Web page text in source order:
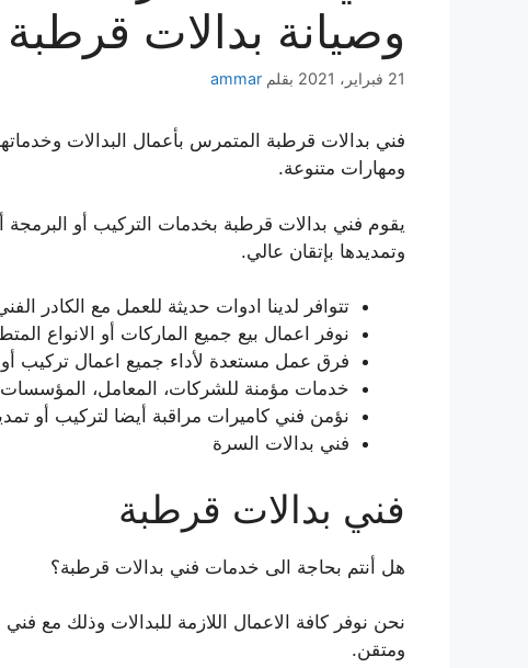
وصيانة بدالات قرطبة
21 فبراير، 2021 بقلم ammar
فني بدالات قرطبة المتمرس بأعمال البدالات
ومهارات متنوعة.
يقوم فني بدالات قرطبة بخدمات التركيب أو البرمجة
وتمديدها بإتقان عالي.
تتوافر لدينا ادوات حديثة للعمل مع الكادر
نوفر اعمال بيع جميع الماركات أو الانواع
فرق عمل مستعدة لأداء جميع اعمال تركيب أو
خدمات مؤمنة للشركات، المعامل، المؤسسات
نؤمن فني كاميرات مراقبة أيضا لتركيب أو
فني بدالات السرة
فني بدالات قرطبة
هل أنتم بحاجة الى خدمات فني بدالات قرطبة؟
نحن نوفر كافة الاعمال اللازمة للبدالات وذلك مع
ومتقن.